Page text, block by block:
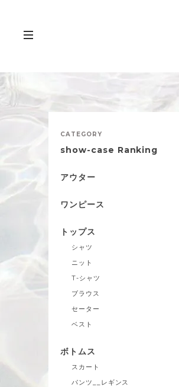
CATEGORY
show-case Ranking
アウター
ワンピース
トップス
シャツ
ニット
T-シャツ
ブラウス
セーター
ベスト
ボトムス
スカート
パンツ__レギンス